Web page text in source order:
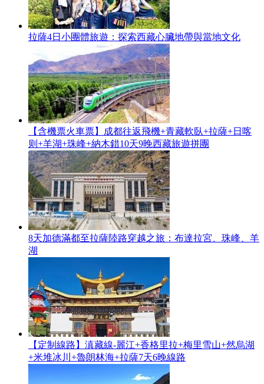
拉薩4日小團體旅遊：探索西藏心臟地帶與當地文化
【含機票火車票】成都往返飛機+青藏軟臥+拉薩+日喀
则+羊湖+珠峰+納木錯10天9晚西藏旅遊拼團
8天加德滿都至拉薩陸路穿越之旅：布達拉宮、珠峰、羊
湖
【定制線路】滇藏線-麗江+香格里拉+梅里雪山+然烏湖
+米堆冰川+魯朗林海+拉薩7天6晚線路